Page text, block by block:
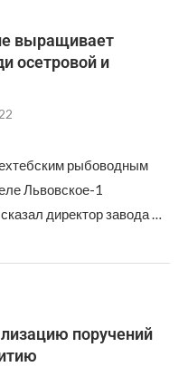
выращивает
осетровой и
рыбоводным
Львовское-1
директор завода …
поручений